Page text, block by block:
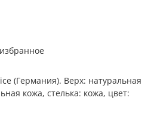
(Германия). Верх: натуральная
кожа, стелька: кожа, цвет: